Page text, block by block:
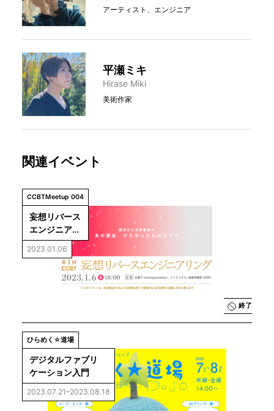
アーティスト、エンジニア
平瀬ミキ
Hirase Miki
美術作家
関連イベント
CCBTMeetup 004
妄想リバース
エンジニアリ
ングvol.1
国民的人気歌
番組のあの演
出、どうやっ
2023.01.06
終了
ひらめく☆道場
デジタルファブリ
ケーション入門
2023.07.21–2023.08.18